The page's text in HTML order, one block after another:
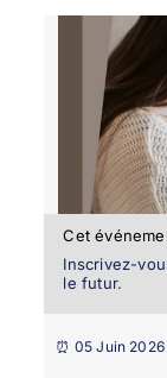
Cet
Inscrivez-
le futur.
⏰ 05 Juin 2026